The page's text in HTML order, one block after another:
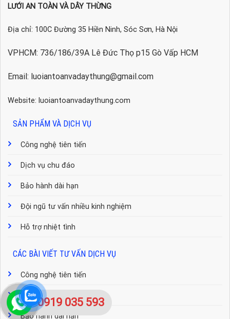
LƯỚI AN TOÀN VÀ DÂY THỪNG
Địa chỉ: 100C Đường 35 Hiền Ninh, Sóc Sơn, Hà Nội
VPHCM: 736/186/39A Lê Đức Thọ p15 Gò Vấp HCM
Email: luoiantoanvadaythung@gmail.com
Website: luoiantoanvadaythung.com
SẢN PHẨM VÀ DỊCH VỤ
Công nghệ tiên tiến
Dịch vụ chu đáo
Bảo hành dài hạn
Đội ngũ tư vấn nhiều kinh nghiệm
Hỗ trợ nhiệt tình
CÁC BÀI VIẾT TƯ VẤN DỊCH VỤ
Công nghệ tiên tiến
Dịch vụ chu đáo
Bảo hành dài hạn
0919 035 593